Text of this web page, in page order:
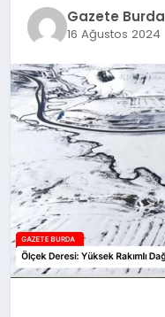
SIYASET
Gazete Burda
16 Ağustos 2024